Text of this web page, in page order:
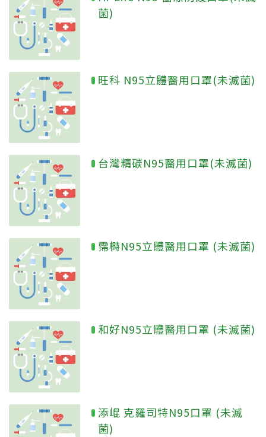
菌)
旺科 N95立體醫用口罩(未滅菌)
台灣精碳N95醫用口罩(未滅菌)
霈榯N95立體醫用口罩 (未滅菌)
和好N95立體醫用口罩 (未滅菌)
添崐 克羅司特N95口罩 (未滅
菌)